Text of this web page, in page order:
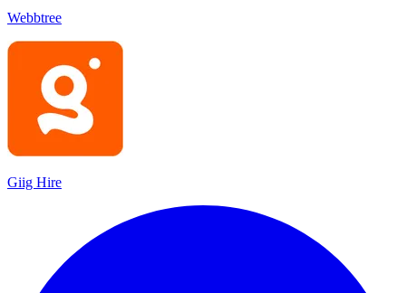
Webbtree
Giig Hire